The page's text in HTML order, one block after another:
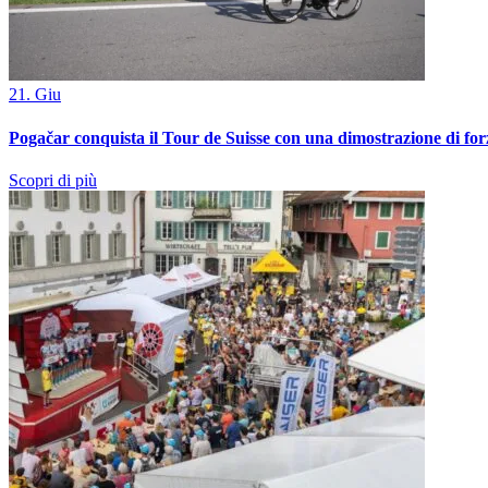
21. Giu
Pogačar conquista il Tour de Suisse con una dimostrazione di
Scopri di più